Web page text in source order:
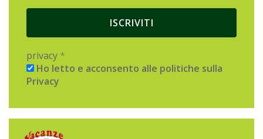
privacy *
Ho letto e acconsento alle politiche sulla
Privacy